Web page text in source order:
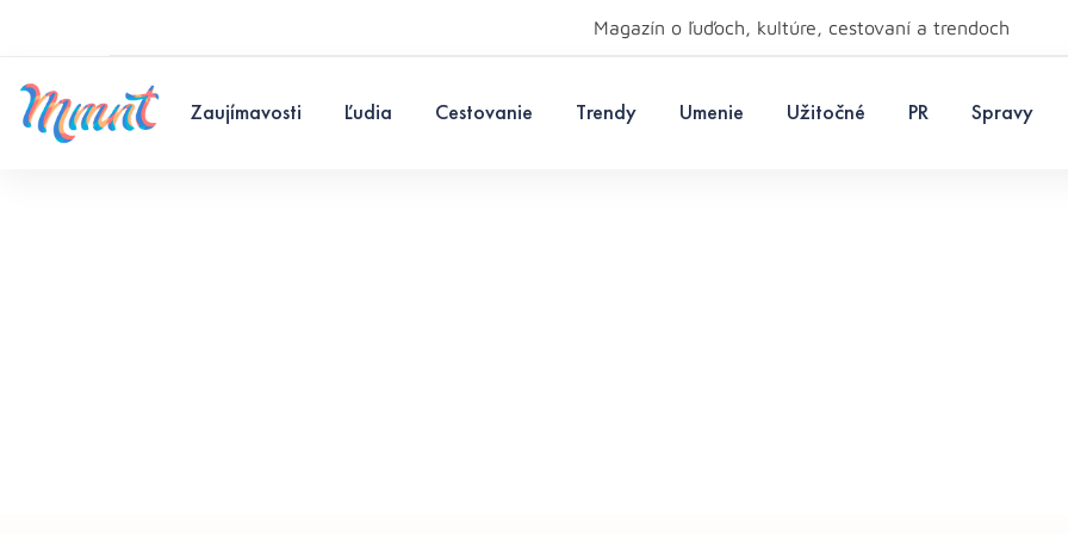
Magazín o ľuďoch, kultúre, cestovaní a trendoch
Zaujímavosti Ľudia Cestovanie Trendy Umenie Užitočné PR Spravy